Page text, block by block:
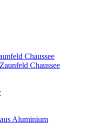
Chaussee
Chaussee
Aluminium